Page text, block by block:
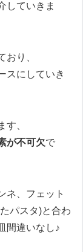
していきま
おり、
スにしていき
す、
が不可欠で
ネ、フェット
パスタ)と合わ
間違いなし♪